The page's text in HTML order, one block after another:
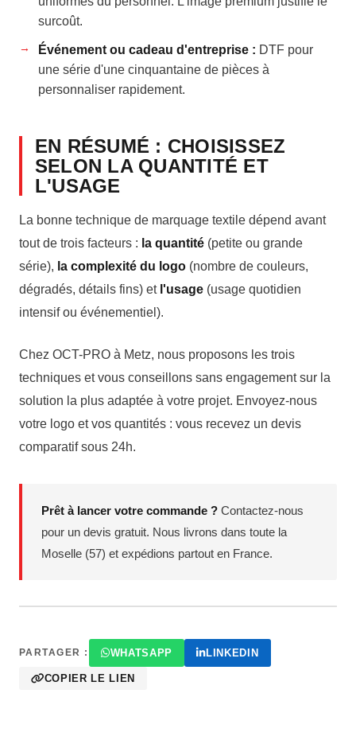
surcoût.
Événement ou cadeau d'entreprise : DTF pour
une série d'une cinquantaine de pièces à
personnaliser rapidement.
EN RÉSUMÉ : CHOISISSEZ
SELON LA QUANTITÉ ET
L'USAGE
La bonne technique de marquage textile dépend avant
tout de trois facteurs : la quantité (petite ou grande
série), la complexité du logo (nombre de couleurs,
dégradés, détails fins) et l'usage (usage quotidien
intensif ou événementiel).
Chez OCT-PRO à Metz, nous proposons les trois
techniques et vous conseillons sans engagement sur la
solution la plus adaptée à votre projet. Envoyez-nous
votre logo et vos quantités : vous recevez un devis
comparatif sous 24h.
Prêt à lancer votre commande ? Contactez-nous
pour un devis gratuit. Nous livrons dans toute la
Moselle (57) et expédions partout en France.
PARTAGER : WHATSAPP LINKEDIN
COPIER LE LIEN